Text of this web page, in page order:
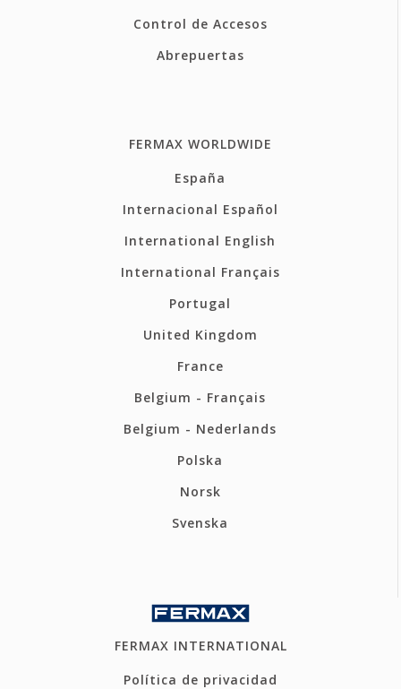
Control de Accesos
Abrepuertas
FERMAX WORLDWIDE
España
Internacional Español
International English
International Français
Portugal
United Kingdom
France
Belgium - Français
Belgium - Nederlands
Polska
Norsk
Svenska
FERMAX INTERNATIONAL
Política de privacidad